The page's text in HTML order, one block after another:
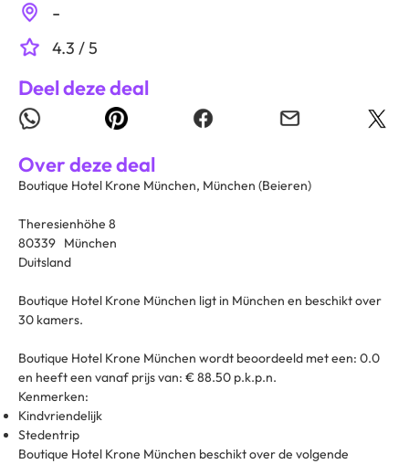
-
4.3 / 5
Deel deze deal
Over deze deal
Boutique Hotel Krone München, München (Beieren)
Theresienhöhe 8
80339 München
Duitsland
Boutique Hotel Krone München ligt in München en beschikt over
30 kamers.
Boutique Hotel Krone München wordt beoordeeld met een: 0.0
en heeft een vanaf prijs van: € 88.50 p.k.p.n.
Kenmerken:
Kindvriendelijk
Stedentrip
Boutique Hotel Krone München beschikt over de volgende